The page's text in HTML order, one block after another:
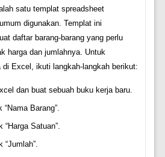
satu templat spreadsheet
digunakan. Templat ini
daftar barang-barang yang perlu
harga dan jumlahnya. Untuk
di Excel, ikuti langkah-langkah berikut:
dan buat sebuah buku kerja baru.
Barang”.
Satuan”.
“Jumlah”.